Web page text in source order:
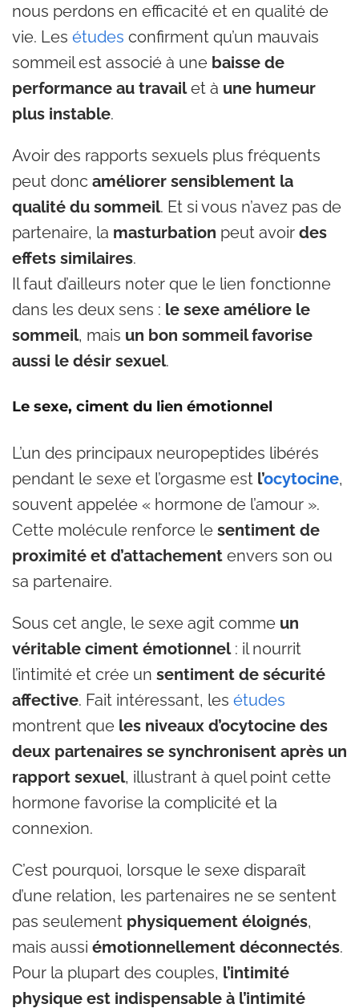
nous perdons en efficacité et en qualité de
vie. Les études confirment qu’un mauvais
sommeil est associé à une baisse de
performance au travailet à une humeur
plus instable.
Avoir des rapports sexuels plus fréquents
peut donc améliorer sensiblement la
qualité du sommeil. Et si vous n’avez pas de
partenaire, la masturbation peut avoir des
effets similaires.
Il faut d’ailleurs noter que le lien fonctionne
dans les deux sens : le sexe améliore le
sommeil, mais un bon sommeil favorise
aussi le désir sexuel.
Le sexe, ciment du lien émotionnel
L’un des principaux neuropeptides libérés
pendant le sexe et l’orgasme est l’ocytocine,
souvent appelée « hormone de l’amour ».
Cette molécule renforce le sentiment de
proximité et d’attachement envers son ou
sa partenaire.
Sous cet angle, le sexe agit comme un
véritable ciment émotionnel: il nourrit
l’intimité et crée un sentiment de sécurité
affective. Fait intéressant, les études
montrent que les niveaux d’ocytocine des
deux partenaires se synchronisent après un
rapport sexuel, illustrant à quel point cette
hormone favorise la complicité et la
connexion.
C’est pourquoi, lorsque le sexe disparaît
d’une relation, les partenaires ne se sentent
pas seulement physiquement éloignés,
mais aussi émotionnellement déconnectés.
Pour la plupart des couples, l’intimité
physique est indispensable à l’intimité